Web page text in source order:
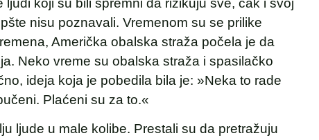
koji su bili spremni da rizikuju sve, čak i svoj
nisu poznavali. Vremenom su se prilike
Američka obalska straža počela je da
Neko vreme su obalska straža i spasilačko
ideja koja je pobedila bila je: »Neka to rade
Plaćeni su za to.«
ljude u male kolibe. Prestali su da pretražuju